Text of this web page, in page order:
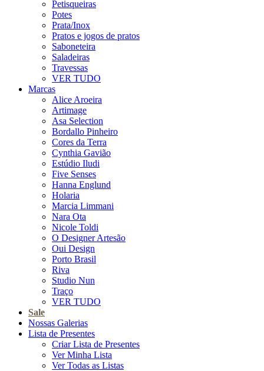
Petisqueiras
Potes
Prata/Inox
Pratos e jogos de pratos
Saboneteira
Saladeiras
Travessas
VER TUDO
Marcas
Alice Aroeira
Artimage
Asa Selection
Bordallo Pinheiro
Cores da Terra
Cynthia Gavião
Estúdio Iludi
Five Senses
Hanna Englund
Holaria
Marcia Limmani
Nara Ota
Nicole Toldi
O Designer Artesão
Oui Design
Porto Brasil
Riva
Studio Nun
Traço
VER TUDO
Sale
Nossas Galerias
Lista de Presentes
Criar Lista de Presentes
Ver Minha Lista
Ver Todas as Listas